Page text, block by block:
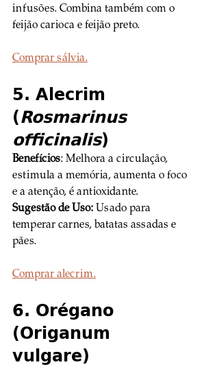
infusões. Combina também com o
feijão carioca e feijão preto.
Comprar sálvia.
5. Alecrim
(Rosmarinus
officinalis)
Benefícios: Melhora a circulação,
estimula a memória, aumenta o foco
e a atenção, é antioxidante.
Sugestão de Uso: Usado para
temperar carnes, batatas assadas e
pães.
Comprar alecrim.
6. Orégano
(Origanum
vulgare)